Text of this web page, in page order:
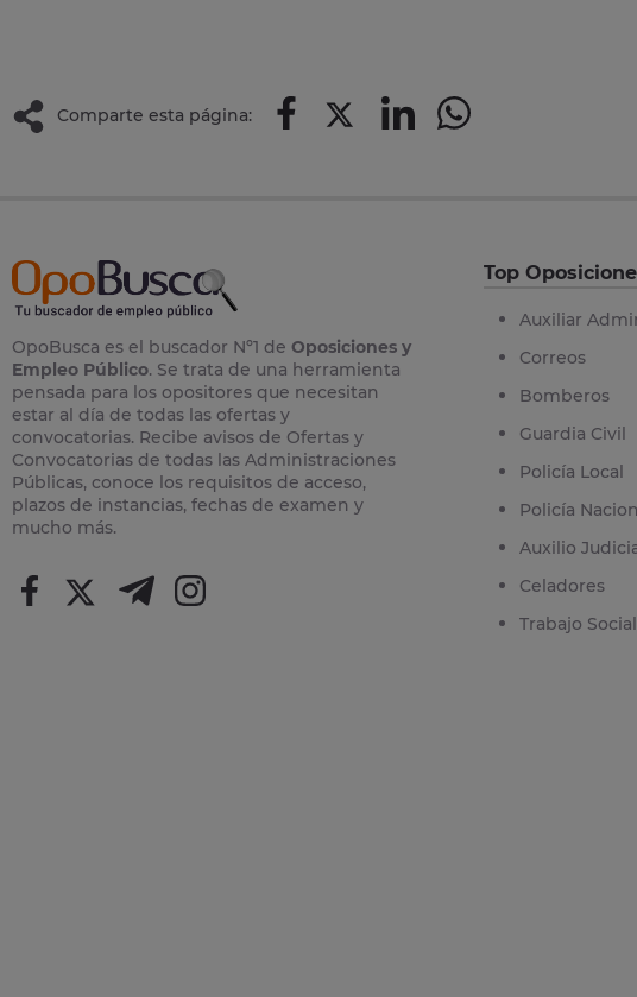
Comparte esta página:
OpoBusca es el buscador Nº1 de Oposiciones y
Empleo Público. Se trata de una herramienta
pensada para los opositores que necesitan
estar al día de todas las ofertas y
convocatorias. Recibe avisos de Ofertas y
Convocatorias de todas las Administraciones
Públicas, conoce los requisitos de acceso,
plazos de instancias, fechas de examen y
mucho más.
Top
Auxiliar
Correos
Bomberos
Guardia Civil
Policía Local
Policía
Auxilio
Celadores
Trabajo Social